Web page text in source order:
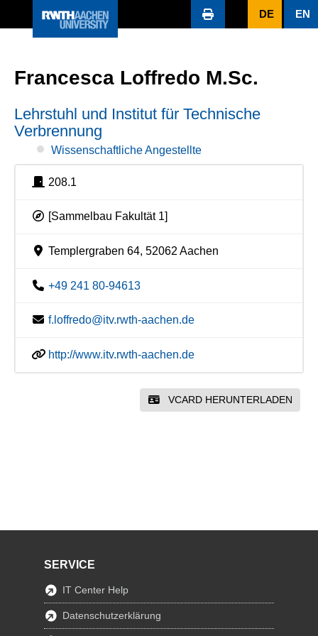
DE EN
Francesca Loffredo M.Sc.
Lehrstuhl und Institut für Technische
Verbrennung
Wissenschaftliche Angestellte
208.1
[Sammelbau Fakultät 1]
Templergraben 64, 52062 Aachen
+49 241 80-94613
f.loffredo@itv.rwth-aachen.de
http://www.itv.rwth-aachen.de
VCARD HERUNTERLADEN
SERVICE
IT Center Help
Datenschutzerklärung